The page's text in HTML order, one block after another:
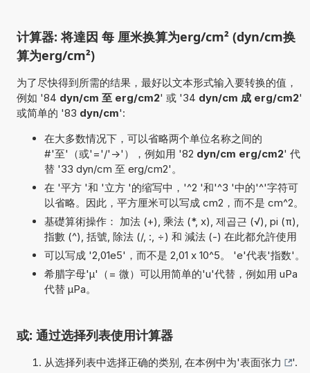
计算器: 将達因 每 厘米换算为erg/cm² (dyn/cm换
算为erg/cm²)
为了尽快得到所需的结果，最好以文本形式输入要转换的值，
例如 '84 dyn/cm 至 erg/cm2' 或 '34 dyn/cm 成 erg/cm2'
或简单的 '83 dyn/cm':
在大多数情况下，可以省略两个单位名称之间的
#'至'（或'='/'->'），例如用 '82 dyn/cm erg/cm2' 代
替 '33 dyn/cm 至 erg/cm2'。
在 '平方 '和 '立方 '的缩写中，'^2 '和'^3 '中的'^'字符可
以省略。因此，平方厘米可以写成 cm2，而不是 cm^2。
基礎算術操作： 加法 (+), 乘法 (*, x), 제곱근 (√), pi (π),
指數 (^), 括號, 除法 (/, :, ÷) 和 減法 (-) 在此都允許使用
可以写成 '2,01e5'，而不是 2,01 x 10^5。 'e'代表'指数'。
希腊字母'µ'（= 微）可以用简单的'u'代替，例如用 uPa
代替 µPa。
或: 通过选择列表使用计算器
从选择列表中选择正确的类别, 在本例中为'表面张力
'.